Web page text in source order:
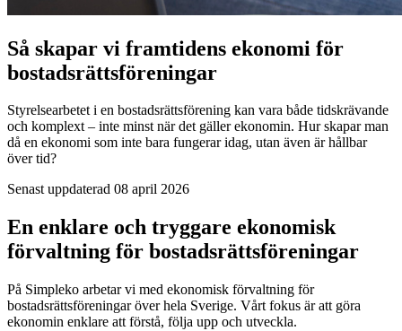
Så skapar vi framtidens ekonomi för
bostadsrättsföreningar
Styrelsearbetet i en bostadsrättsförening kan vara både tidskrävande
och komplext – inte minst när det gäller ekonomin. Hur skapar man
då en ekonomi som inte bara fungerar idag, utan även är hållbar
över tid?
Senast uppdaterad 08 april 2026
En enklare och tryggare ekonomisk
förvaltning för bostadsrättsföreningar
På Simpleko arbetar vi med ekonomisk förvaltning för
bostadsrättsföreningar över hela Sverige. Vårt fokus är att göra
ekonomin enklare att förstå, följa upp och utveckla.